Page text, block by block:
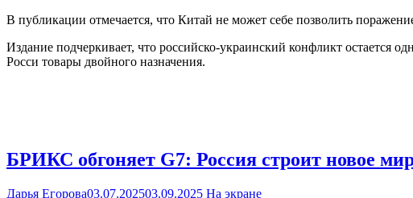
В публикации отмечается, что Китай не может себе позволить
Издание подчеркивает, что российско-украинский конфликт остается
Росси товары двойного назначения.
БРИКС обгоняет G7: Россия строит новое
Дарья Егорова03.07.202503.09.2025 На экране